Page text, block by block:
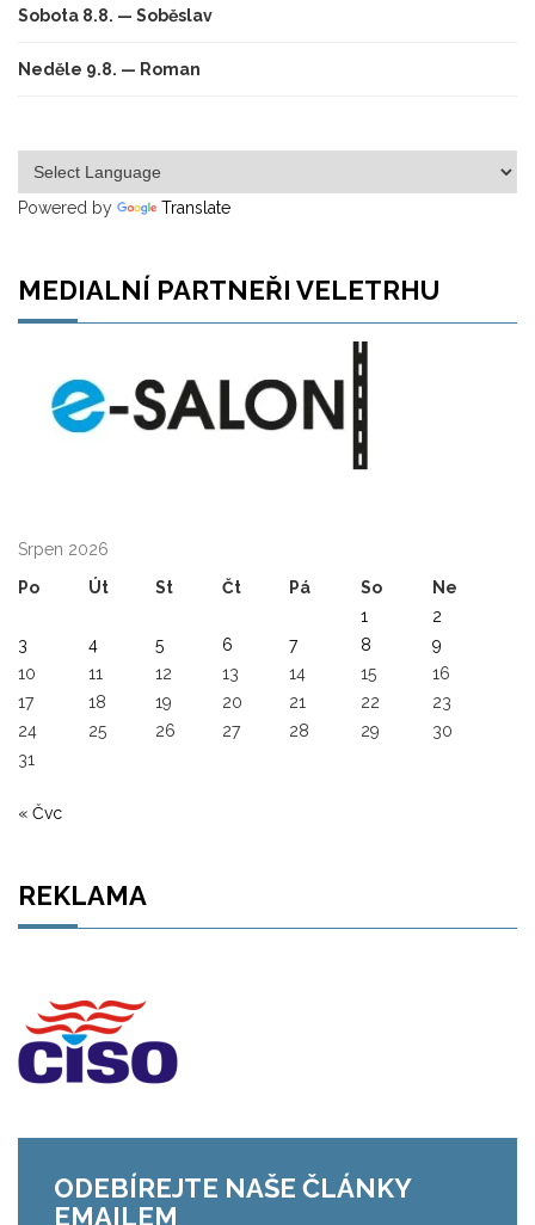
Sobota 8.8. — Soběslav
Neděle 9.8. — Roman
Powered by Translate
MEDIALNÍ PARTNEŘI VELETRHU
Srpen 2026
Po
Út St Čt Pá So
Ne
1
2
3
4 5 6 7 8
9
10
11 12 13 14 15
16
17
18 19 20 21 22
23
24
25 26 27 28 29
30
31
« Čvc
REKLAMA
ODEBÍREJTE NAŠE ČLÁNKY
EMAILEM